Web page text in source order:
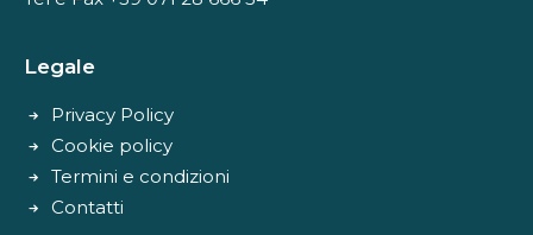
Legale
Privacy Policy
Cookie policy
Termini e condizioni
Contatti